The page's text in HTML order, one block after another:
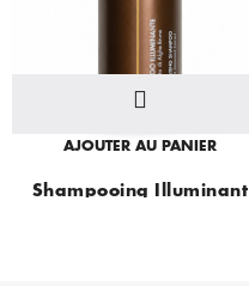
AJOUTER AU PANIER
Shampooing Illuminant